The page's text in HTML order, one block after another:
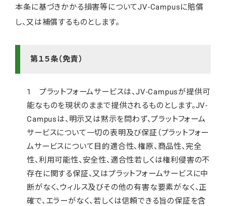
本条に基づきかかる損害等についてJV-Campusに賠償
し、又は補償するものとします。
第１５条（免責）
1 プラットフォームサービスは、JV-Campusが提供可
能なものを現状のままで提供されるものとします。JV-
Campusは、明示又は黙示を問わず、プラットフォーム
サービスについて一切の表明及び保証（プラットフォー
ムサービスについて目的適合性、権原、商品性、完全
性、利用可能性、安全性、適合性若しくは権利侵害の不
存在に関する保証、又はプラットフォームサービスに中
断がなく、ウィルス及びその他の有害な要素がなく、正
確で、エラーがなく、若しくは信頼できる旨の保証を含